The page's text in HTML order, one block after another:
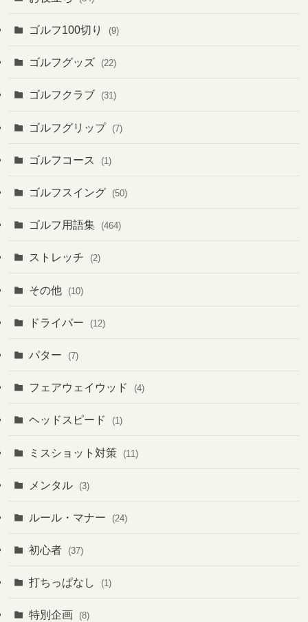
ゴルフ100切り (9)
ゴルフグッズ (22)
ゴルフクラブ (31)
ゴルフグリップ (7)
ゴルフコース (1)
ゴルフスイング (50)
ゴルフ用語集 (464)
ストレッチ (2)
その他 (10)
ドライバー (12)
パター (7)
フェアウェイウッド (4)
ヘッドスピード (1)
ミスショット対策 (11)
メンタル (3)
ルール・マナー (24)
初心者 (37)
打ちっぱなし (1)
特別企画 (8)